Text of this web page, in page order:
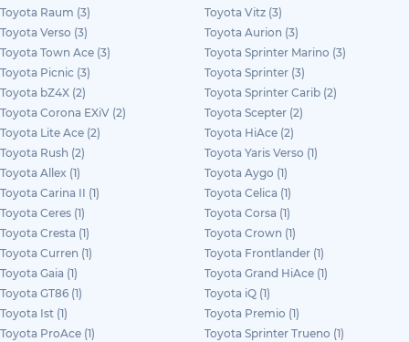
Toyota Raum (3)
Toyota Vitz (3)
Toyota Verso (3)
Toyota Aurion (3)
Toyota Town Ace (3)
Toyota Sprinter Marino (3)
Toyota Picnic (3)
Toyota Sprinter (3)
Toyota bZ4X (2)
Toyota Sprinter Carib (2)
Toyota Corona EXiV (2)
Toyota Scepter (2)
Toyota Lite Ace (2)
Toyota HiAce (2)
Toyota Rush (2)
Toyota Yaris Verso (1)
Toyota Allex (1)
Toyota Aygo (1)
Toyota Carina II (1)
Toyota Celica (1)
Toyota Ceres (1)
Toyota Corsa (1)
Toyota Cresta (1)
Toyota Crown (1)
Toyota Curren (1)
Toyota Frontlander (1)
Toyota Gaia (1)
Toyota Grand HiAce (1)
Toyota GT86 (1)
Toyota iQ (1)
Toyota Ist (1)
Toyota Premio (1)
Toyota ProAce (1)
Toyota Sprinter Trueno (1)